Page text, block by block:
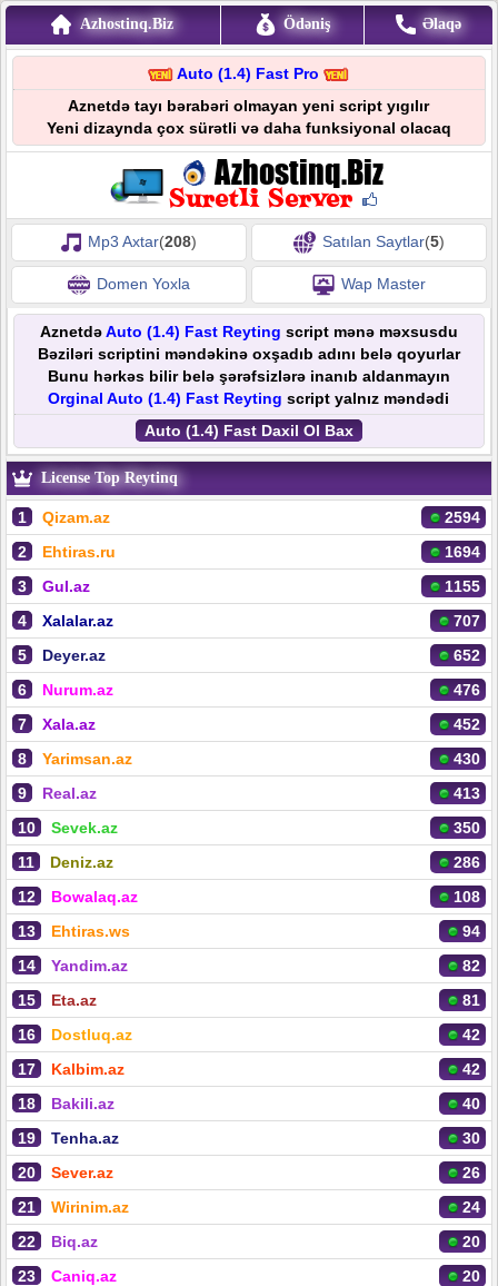
Azhostinq.Biz Ödəniş Əlaqə
Auto (1.4) Fast Pro
Aznetdə tayı bərabəri olmayan yeni script yıgılır
Yeni dizaynda çox sürətli və daha funksiyonal olacaq
Mp3 Axtar(208) Satılan Saytlar(5)
Domen Yoxla Wap Master
AznetdəAuto (1.4) Fast Reyting script mənə məxsusdu
Bəziləri scriptini məndəkinə oxşadıb adını belə qoyurlar
Bunu hərkəs bilir belə şərəfsizlərə inanıb aldanmayın
Orginal Auto (1.4) Fast Reyting script yalnız məndədi
Auto (1.4) Fast Daxil Ol Bax
License Top Reytinq
1 Qizam.az
2594
2
Ehtiras.ru
1694
3
Gul.az
1155
4
Xalalar.az
707
5
Deyer.az
652
6
Nurum.az
476
7
Xala.az
452
8
Yarimsan.az
430
9
Real.az
413
10
Sevek.az
350
11
Deniz.az
286
12
Bowalaq.az
108
13
Ehtiras.ws
94
14
Yandim.az
82
15
Eta.az
81
16
Dostluq.az
42
17
Kalbim.az
42
18
Bakili.az
40
19
Tenha.az
30
20
Sever.az
26
21
Wirinim.az
24
22
Biq.az
20
23
Caniq.az
20